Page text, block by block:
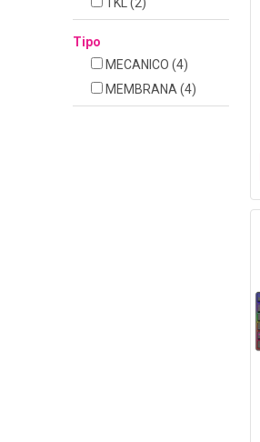
Tipo
MECANICO (4)
MEMBRANA (4)